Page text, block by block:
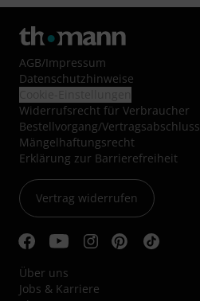
AGB/Impressum
Datenschutzhinweise
Widerrufsrecht für Verbraucher
Bestellvorgang/Vertragsabschluss
Mängelhaftungsrecht
Erklärung zur Barrierefreiheit
Vertrag widerrufen
Über uns
Jobs & Karriere